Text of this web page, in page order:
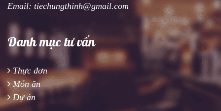
Email: tiechungthinh@gmail.com
Danh mục tư vấn
Thực đơn
Món ăn
Dự án